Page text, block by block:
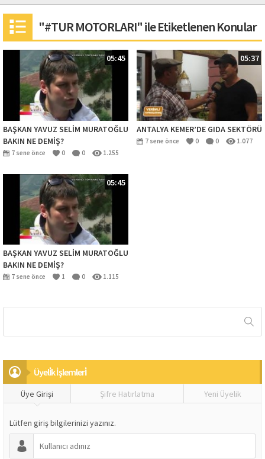
"#TUR MOTORLARI" ile Etiketlenen Konular
05:45
BAŞKAN YAVUZ SELİM MURATOĞLU
BAKIN NE DEMİŞ?
7 sene önce 0 0 1.255
05:37
ANTALYA KEMER’DE GIDA SEKTÖRÜ
7 sene önce 0 0 1.077
05:45
BAŞKAN YAVUZ SELİM MURATOĞLU
BAKIN NE DEMİŞ?
7 sene önce 1 0 1.115
Üyeli̇k İşlemleri̇
Üye Girişi Şifre Hatırlatma Yeni Üyelik
Lütfen giriş bilgilerinizi yazınız.